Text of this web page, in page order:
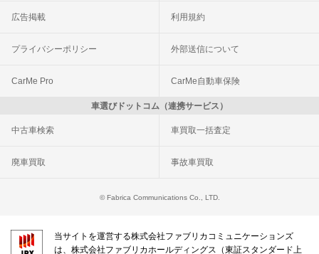
広告掲載 利用規約
プライバシーポリシー 外部送信について
CarMe Pro CarMe自動車保険
車選びドットコム（連携サービス）
中古車検索 車買取一括査定
廃車買取 事故車買取
© Fabrica Communications Co., LTD.
当サイトを運営する株式会社ファブリカコミュニケーションズ
は、株式会社ファブリカホールディングス（東証スタンダード上